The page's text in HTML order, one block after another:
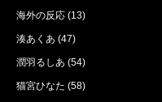
海外の反応 (13)
湊あくあ (47)
潤羽るしあ (54)
猫宮ひなた (58)